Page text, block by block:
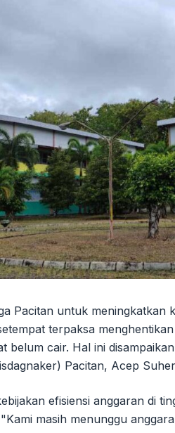
Pacitan untuk meningkatkan
terpaksa
belum cair. Hal ini
Pacitan, Acep
efisiensi anggaran di
masih menunggu